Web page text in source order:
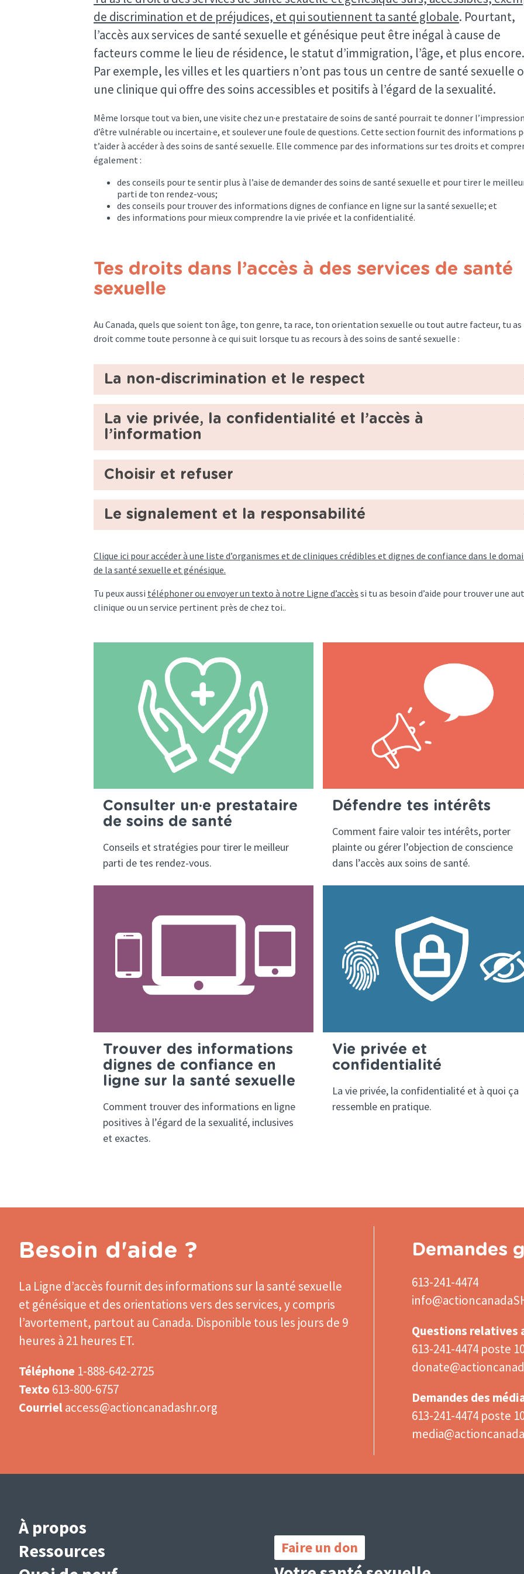
de discrimination et de préjudices, et qui soutiennent ta santé globale. Pourtant,
l’accès aux services de santé sexuelle et génésique peut être inégal à cause de
facteurs comme le lieu de résidence, le statut d’immigration, l’âge, et plus encore.
Par exemple, les villes et les quartiers n’ont pas tous un centre de santé sexuelle
une clinique qui offre des soins accessibles et positifs à l’égard de la sexualité.
Même lorsque tout va bien, une visite chez un·e prestataire de soins de santé pourrait te donner l’impression
d’être vulnérable ou incertain·e, et soulever une foule de questions. Cette section fournit des informations
t’aider à accéder à des soins de santé sexuelle. Elle commence par des informations sur tes droits et
également :
des conseils pour te sentir plus à l’aise de demander des soins de santé sexuelle et pour tirer le
parti de ton rendez-vous;
des conseils pour trouver des informations dignes de confiance en ligne sur la santé sexuelle; et
des informations pour mieux comprendre la vie privée et la confidentialité.
Tes droits dans l’accès à des services de santé
sexuelle
Au Canada, quels que soient ton âge, ton genre, ta race, ton orientation sexuelle ou tout autre facteur, tu as
droit comme toute personne à ce qui suit lorsque tu as recours à des soins de santé sexuelle :
La non-discrimination et le respect
La vie privée, la confidentialité et l’accès à
l’information
Choisir et refuser
Le signalement et la responsabilité
Clique ici pour accéder à une liste d’organismes et de cliniques crédibles et dignes de confiance dans le
de la santé sexuelle et génésique.
Tu peux aussi téléphoner ou envoyer un texto à notre Ligne d’accès si tu as besoin d’aide pour trouver une
clinique ou un service pertinent près de chez toi..
Consulter un·e prestataire
de soins de santé
Conseils et stratégies pour tirer le meilleur
parti de tes rendez-vous.
Défendre tes intérêts
Comment faire valoir tes intérêts, porter
plainte ou gérer l’objection de conscience
dans l’accès aux soins de santé.
Trouver des informations
dignes de confiance en
ligne sur la santé sexuelle
Comment trouver des informations en ligne
positives à l’égard de la sexualité, inclusives
et exactes.
Vie privée et
confidentialité
La vie privée, la confidentialité et à quoi ça
ressemble en pratique.
Besoin d'aide ?
La Ligne d’accès fournit des informations sur la santé sexuelle
et génésique et des orientations vers des services, y compris
l’avortement, partout au Canada. Disponible tous les jours de 9
heures à 21 heures ET.
Téléphone 1-888-642-2725
Texto 613-800-6757
Courrielaccess@actioncanadashr.org
Demandes
613-241-4474
Questions relatives
613-241-4474 poste
Demandes des
613-241-4474 poste
Main
navigation
(French)
À propos
Ressources
Links
Faire un don